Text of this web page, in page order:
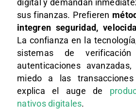
digital y demandan
sus finanzas. Prefieren
integren seguridad,
La confianza en la
sistemas de
autenticaciones
miedo a las
explica el auge de
nativos digitales.